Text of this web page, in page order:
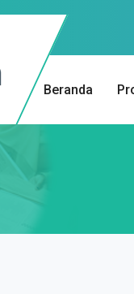
Beranda